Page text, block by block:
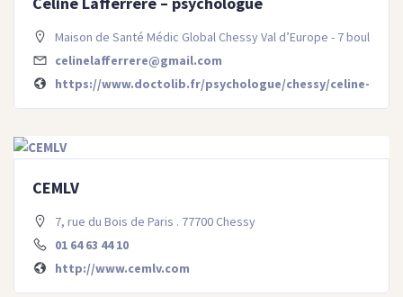
Maison de Santé Médic Global Chessy Val d’Europe - 7
celinelafferrere@gmail.com
https://www.doctolib.fr/psychologue/chessy/celine-
CEMLV
7, rue du Bois de Paris . 77700 Chessy
01 64 63 44 10
http://www.cemlv.com